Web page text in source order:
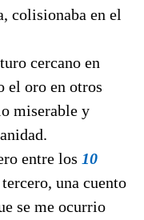
colisionaba en el
cercano en
el oro en otros
miserable y
entre los 10
una cuento
se me ocurrio